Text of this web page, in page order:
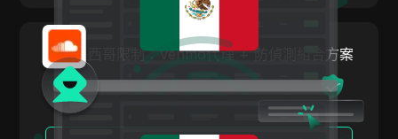
Shopee
Shopify
Skrill
Snapchat
繞過墨西哥限制：Venmo代理 + 防偵測組合方案